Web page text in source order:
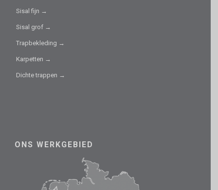
Sisal fijn →
Sisal grof →
Trapbekleding →
Karpetten →
Dichte trappen →
ONS WERKGEBIED